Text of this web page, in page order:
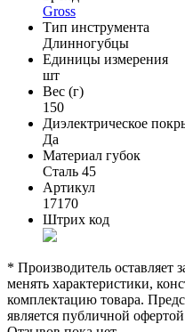
Gross
Тип инструмента
Длинногубцы
Единицы измерения
шт
Вес (г)
150
Диэлектрическое
Да
Материал губок
Сталь 45
Артикул
17170
Штрих код
* Производитель оставляет
менять характеристики,
комплектацию товара.
является публичной офертой